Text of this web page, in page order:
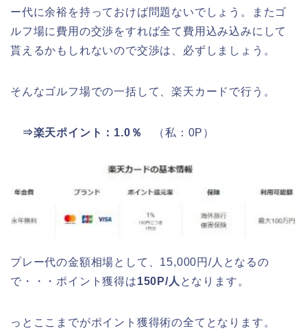
ー代に余裕を持っておけば問題ないでしょう。またゴ
ルフ場に費用の交渉をすれば全て費用込み込みにして
貰えるかもしれないので交渉は、必ずしましょう。
そんなゴルフ場での一括して、楽天カードで行う。
⇒楽天ポイント：1.0％ （私：0P）
プレー代の金額相場として、15,000円/人となるの
で・・・ポイント獲得は150P/人 となります。
っとここまでがポイント獲得術の全てとなります。